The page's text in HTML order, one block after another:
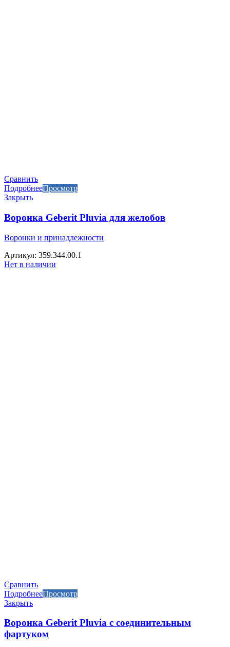
Сравнить
ПодробнееПросмотр
Закрыть
Воронка Geberit Pluvia для желобов
Воронки и принадлежности
Артикул: 359.344.00.1
Нет в наличии
Сравнить
ПодробнееПросмотр
Закрыть
Воронка Geberit Pluvia с соединительным
фартуком